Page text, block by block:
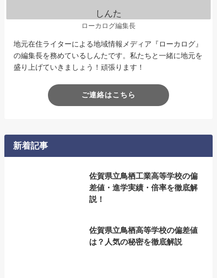
しんた
ローカログ編集長
地元在住ライターによる地域情報メディア『ローカログ』
の編集長を務めているしんたです。私たちと一緒に地元を
盛り上げていきましょう！頑張ります！
ご連絡はこちら
新着記事
佐賀県立鳥栖工業高等学校の偏
差値・進学実績・倍率を徹底解
説！
佐賀県立鳥栖高等学校の偏差値
は？人気の秘密を徹底解説